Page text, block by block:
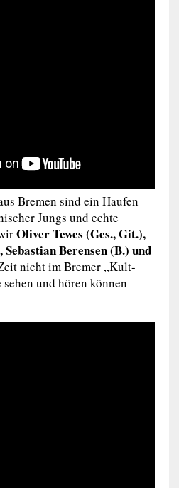
Bremen sind ein Haufen
Jungs und echte
Oliver Tewes (Ges., Git.),
Berensen (B.) und
nicht im Bremer „Kult-
und hören können